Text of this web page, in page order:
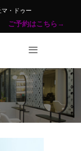
・ドゥー
ご予約はこちら→